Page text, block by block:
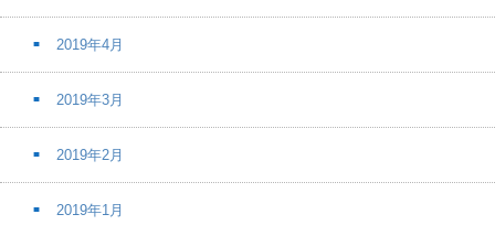
2019年4月
2019年3月
2019年2月
2019年1月